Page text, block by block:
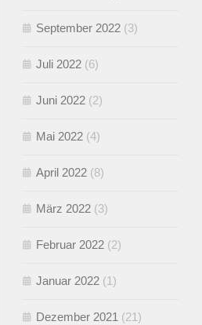
September 2022 (3)
Juli 2022 (6)
Juni 2022 (2)
Mai 2022 (4)
April 2022 (8)
März 2022 (3)
Februar 2022 (2)
Januar 2022 (1)
Dezember 2021 (21)